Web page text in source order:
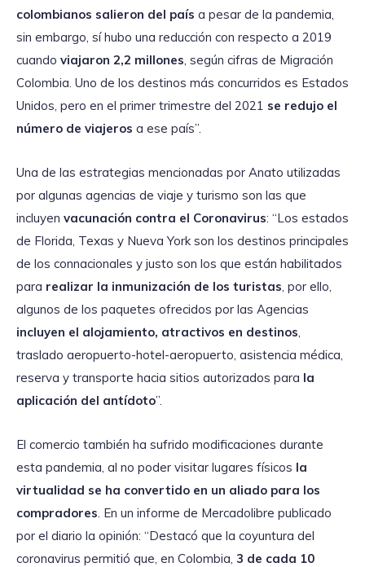
colombianos salieron del país a pesar de la pandemia,
sin embargo, sí hubo una reducción con respecto a 2019
cuando viajaron 2,2 millones , según cifras de Migración
Colombia. Uno de los destinos más concurridos es Estados
Unidos, pero en el primer trimestre del 2021 se redujo el
número de viajeros a ese país”.
Una de las estrategias mencionadas por Anato utilizadas
por algunas agencias de viaje y turismo son las que
incluyen vacunación contra el Coronavirus: “Los estados
de Florida, Texas y Nueva York son los destinos principales
de los connacionales y justo son los que están habilitados
para realizar la inmunización de los turistas , por ello,
algunos de los paquetes ofrecidos por las Agencias
incluyen el alojamiento, atractivos en destinos
traslado aeropuerto-hotel-aeropuerto, asistencia médica,
reserva y transporte hacia sitios autorizados para la
aplicación del antídoto”.
El comercio también ha sufrido modificaciones durante
esta pandemia, al no poder visitar lugares físicos la
virtualidad se ha convertido en un aliado para los
compradores . En un informe de Mercadolibre publicado
por el diario la opinión: “Destacó que la coyuntura del
coronavirus permitió que, en Colombia, 3 de cada 10